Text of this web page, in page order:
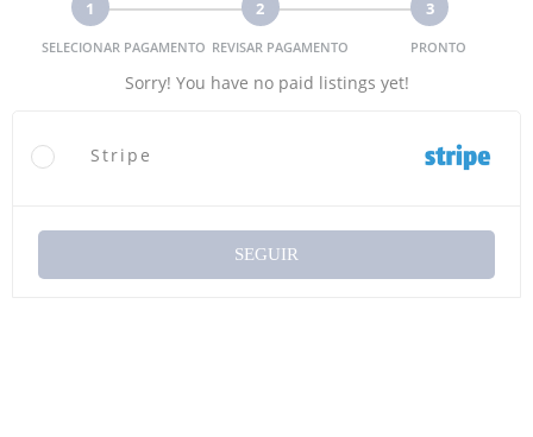
1
SELECIONAR PAGAMENTO
2
REVISAR PAGAMENTO
3
PRONTO
Sorry! You have no paid listings yet!
Stripe
SEGUIR